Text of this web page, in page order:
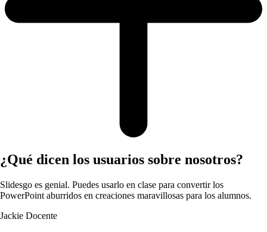
¿Qué dicen los usuarios sobre nosotros?
Slidesgo es genial. Puedes usarlo en clase para convertir los
PowerPoint aburridos en creaciones maravillosas para los alumnos.
Jackie Docente